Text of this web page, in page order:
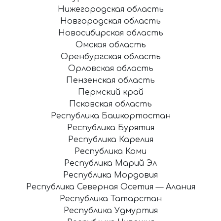
Нижегородская область
Новгородская область
Новосибирская область
Омская область
Оренбургская область
Орловская область
Пензенская область
Пермский край
Псковская область
Республика Башкортостан
Республика Бурятия
Республика Карелия
Республика Коми
Республика Марий Эл
Республика Мордовия
Республика Северная Осетия — Алания
Республика Татарстан
Республика Удмуртия